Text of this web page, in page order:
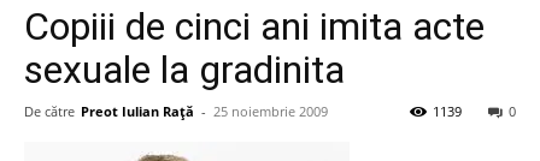
Copiii de cinci ani imita acte
sexuale la gradinita
De către Preot Iulian Raţă - 25 noiembrie 2009 0
1139